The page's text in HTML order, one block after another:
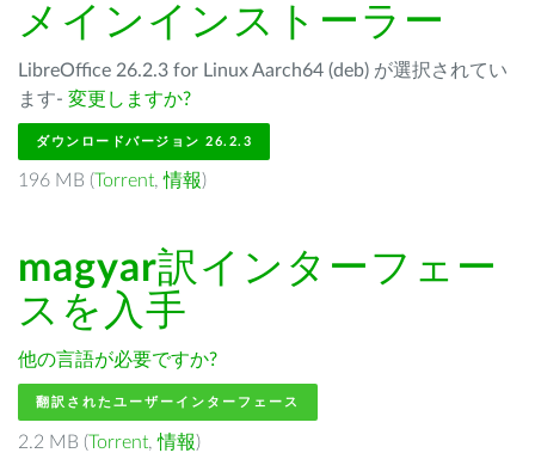
メインインストーラー
LibreOffice 26.2.3 for Linux Aarch64 (deb) が選択されてい
ます- 変更しますか?
ダウンロードバージョン 26.2.3
196 MB (Torrent,情報)
magyar訳インターフェー
スを入手
他の言語が必要ですか?
翻訳されたユーザーインターフェース
2.2 MB (Torrent,情報)